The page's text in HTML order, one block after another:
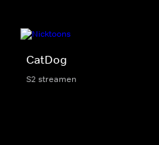
CatDog
S2 streamen